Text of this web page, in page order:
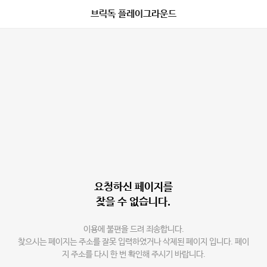
브릭독 플레이그라운드
요청하신 페이지를
찾을 수 없습니다.
이용에 불편을 드려 죄송합니다.
찾으시는 페이지는 주소를 잘못 입력하였거나 삭제된 페이지 입니다. 페이
지 주소를 다시 한 번 확인해 주시기 바랍니다.